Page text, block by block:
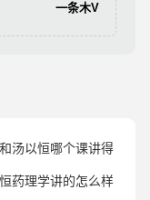
了下，没想到
一条木V
汤以恒哪个课讲得
药理学讲的怎么样